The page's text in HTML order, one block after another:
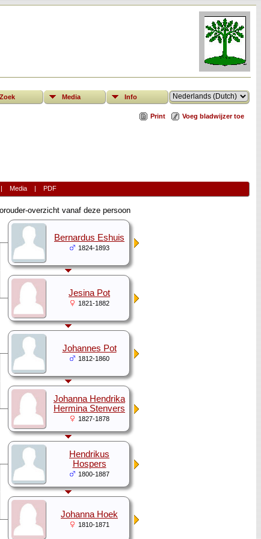
Zoek Media Info
Print Voeg bladwijzer toe
Media| PDF
overzicht vanaf deze persoon
Bernardus Eshuis
1824-1893
Jesina Pot
1821-1882
Johannes Pot
1812-1860
Johanna Hendrika
Hermina Stenvers
1827-1878
Hendrikus
Hospers
1800-1887
Johanna Hoek
1810-1871